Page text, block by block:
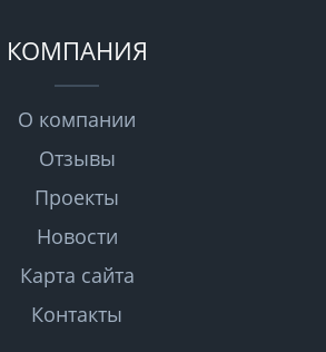
КОМПАНИЯ
О компании
Отзывы
Проекты
Новости
Карта сайта
Контакты